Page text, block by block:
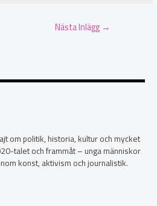
Nästa Inlägg →
om politik, historia, kultur och mycket
talet och frammåt – unga människor
konst, aktivism och journalistik.